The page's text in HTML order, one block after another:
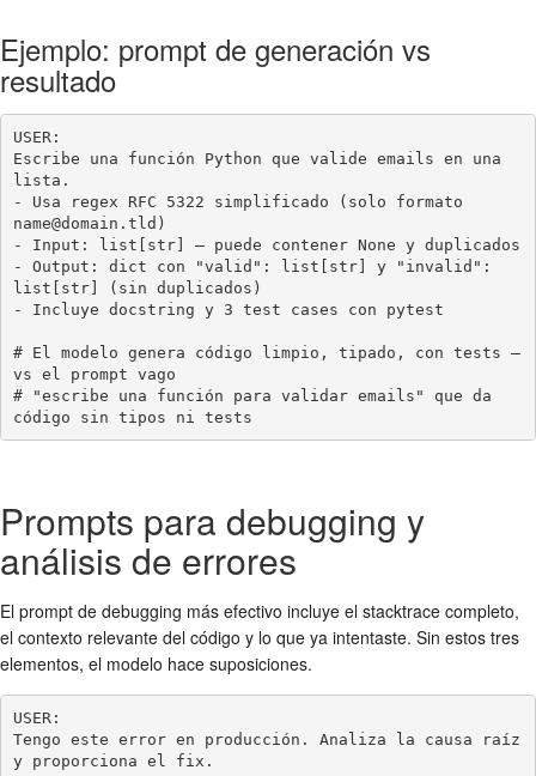
Ejemplo: prompt de generación vs
resultado
USER:
Escribe una función Python que valide emails en una
lista.
- Usa regex RFC 5322 simplificado (solo formato
name@domain.tld)
- Input: list[str] — puede contener None y duplicados
- Output: dict con "valid": list[str] y "invalid":
list[str] (sin duplicados)
- Incluye docstring y 3 test cases con pytest
# El modelo genera código limpio, tipado, con tests —
vs el prompt vago
# "escribe una función para validar emails" que da
código sin tipos ni tests
Prompts para debugging y
análisis de errores
El prompt de debugging más efectivo incluye el stacktrace completo,
el contexto relevante del código y lo que ya intentaste. Sin estos tres
elementos, el modelo hace suposiciones.
USER:
Tengo este error en producción. Analiza la causa raíz
y proporciona el fix.